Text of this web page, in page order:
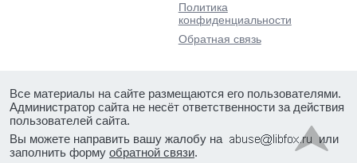
Политика
конфиденциальности
Обратная связь
Все материалы на сайте размещаются его пользователями.
Администратор сайта не несёт ответственности за действия
пользователей сайта.
Вы можете направить вашу жалобу на
или
заполнить форму обратной связи.